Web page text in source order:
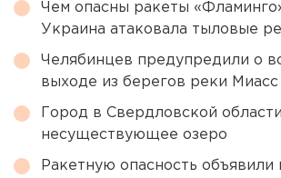
Чем опасны ракеты
Украина атаковала тыловые
Челябинцев предупредили о
выходе из берегов реки Миасс
Город в Свердловской
несуществующее озеро
Ракетную опасность объявили